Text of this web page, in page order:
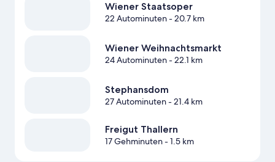
Wiener Staatsoper
22 Autominuten- 20.7 km
Wiener Weihnachtsmarkt
24 Autominuten- 22.1 km
Stephansdom
27 Autominuten- 21.4 km
Freigut Thallern
17 Gehminuten- 1.5 km